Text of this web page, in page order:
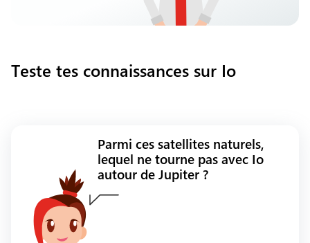
Teste tes connaissances sur Io
Parmi ces satellites naturels,
lequel ne tourne pas avec Io
autour de Jupiter ?